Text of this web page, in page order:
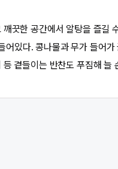
끗한 공간에서 알탕을 즐길
어있다. 콩나물과 무가 들어
곁들이는 반찬도 푸짐해 늘